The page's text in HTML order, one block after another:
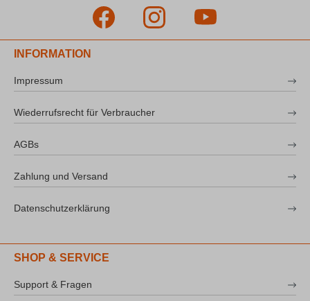
INFORMATION
Impressum
Wiederrufsrecht für Verbraucher
AGBs
Zahlung und Versand
Datenschutzerklärung
SHOP & SERVICE
Support & Fragen